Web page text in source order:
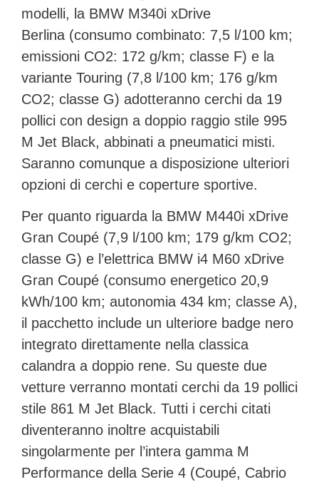
modelli, la BMW M340i xDrive
Berlina (consumo combinato: 7,5 l/100 km;
emissioni CO2: 172 g/km; classe F) e la
variante Touring (7,8 l/100 km; 176 g/km
CO2; classe G) adotteranno cerchi da 19
pollici con design a doppio raggio stile 995
M Jet Black, abbinati a pneumatici misti.
Saranno comunque a disposizione ulteriori
opzioni di cerchi e coperture sportive.
Per quanto riguarda la BMW M440i xDrive
Gran Coupé (7,9 l/100 km; 179 g/km CO2;
classe G) e l’elettrica BMW i4 M60 xDrive
Gran Coupé (consumo energetico 20,9
kWh/100 km; autonomia 434 km; classe A),
il pacchetto include un ulteriore badge nero
integrato direttamente nella classica
calandra a doppio rene. Su queste due
vetture verranno montati cerchi da 19 pollici
stile 861 M Jet Black. Tutti i cerchi citati
diventeranno inoltre acquistabili
singolarmente per l’intera gamma M
Performance della Serie 4 (Coupé, Cabrio